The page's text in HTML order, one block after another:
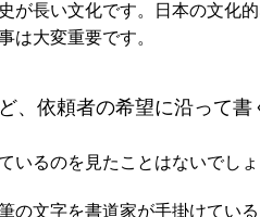
が長い文化です。日本の文化
は大変重要です。
、依頼者の希望に沿って書
いるのを見たことはないでしょ
の文字を書道家が手掛けてい